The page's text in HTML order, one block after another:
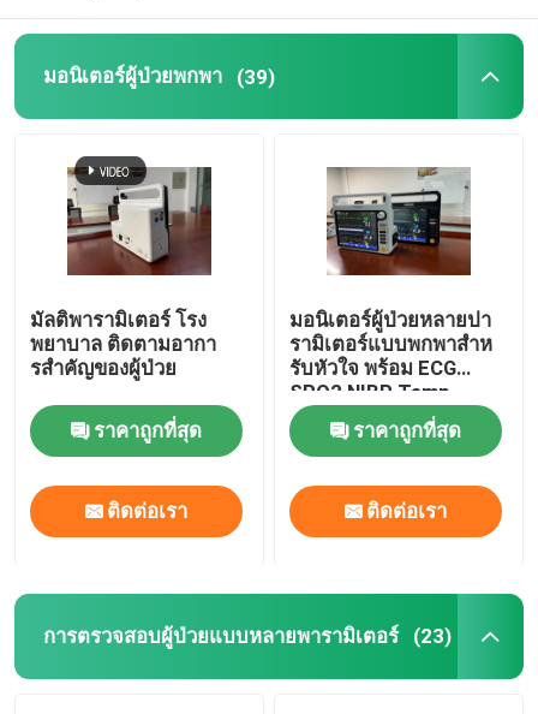
ติดตามผู้ป่วยยาเสพติด
การดูแลฉุกเฉินทางโทรสุขภาพ
เครื่องกดรถไฟฟ้า
การติดตั้งเครื่องตรวจสอบทางการแพทย์
รถเข็นมอนิเตอร์ทางการแพทย์
มอนิเตอร์ผู้ป่วยพกพา (39)
มัลติพารามิเตอร์ โรง
พยาบาล ติดตามอากา
รสําคัญของผู้ป่วย
ราคาถูกที่สุด
ติดต่อเรา
มอนิเตอร์ผู้ป่วยหลายปา
รามิเตอร์แบบพกพาสําห
รับหัวใจ พร้อม ECG
SPO2 NIBP Temp
Standard
ราคาถูกที่สุด
ติดต่อเรา
การตรวจสอบผู้ป่วยแบบหลายพารามิเตอร์ (23)